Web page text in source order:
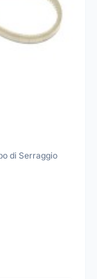
di Serraggio